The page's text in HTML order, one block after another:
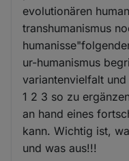
evolutionären
transhumanismus
ur-humanismus
variantenvielfalt
1 2 3 so zu
an hand eines
kann. Wichtig ist,
und was aus!!!